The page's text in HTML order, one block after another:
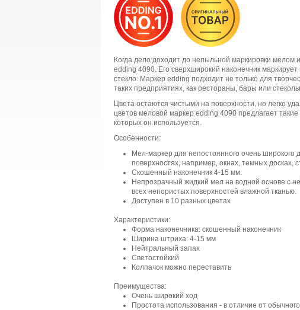
Когда дело доходит до непыльной маркировки
edding 4090. Его сверхширокий наконечник маркирует
стекло. Маркер edding подходит не только для
таких предприятиях, как рестораны, бары или
Цвета остаются чистыми на поверхности, но легко
цветов меловой маркер edding 4090 предлагает
которых он используется.
Особенности:
Мел-маркер для непостоянного очень
поверхностях, например, окнах, темных досках,
Скошенный наконечник 4-15 мм.
Непрозрачный жидкий мел на водной основе с
всех непористых поверхностей влажной тканью.
Доступен в 10 разных цветах
Характеристики:
Форма наконечника: скошенный наконечник
Ширина штриха: 4-15 мм
Нейтральный запах
Светостойкий
Колпачок можно переставить
Преимущества:
Очень широкий ход
Простота использования - в отличие от